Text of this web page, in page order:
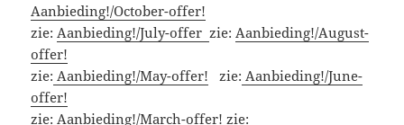
Aanbieding!/October-offer!
zie: Aanbieding!/July-offerzie: Aanbieding!/August-
offer!
zie: Aanbieding!/May-offer! zie: Aanbieding!/June-
offer!
zie: Aanbieding!/March-offer! zie: